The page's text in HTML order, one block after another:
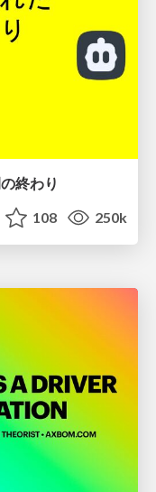
終わり
108 250k